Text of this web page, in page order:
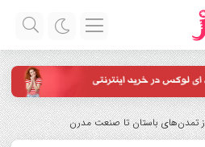
تمدن‌های باستان تا صنعت مدرن